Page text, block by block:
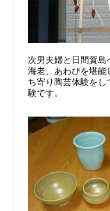
次男夫婦と日間賀
海老、あわびを堪能
ち寄り陶芸体験をし
験です。